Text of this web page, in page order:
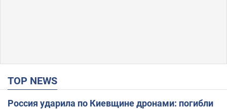
TOP NEWS
Россия ударила по Киевщине дронами: погибли